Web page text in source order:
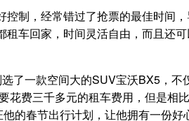
制，经常错过了抢票的最佳时间
车回家，时间灵活自由，而且还
了一款空间大的SUV宝沃BX5，不
花费三千多元的租车费用，但是相
的春节出行计划，让他拥有一份好